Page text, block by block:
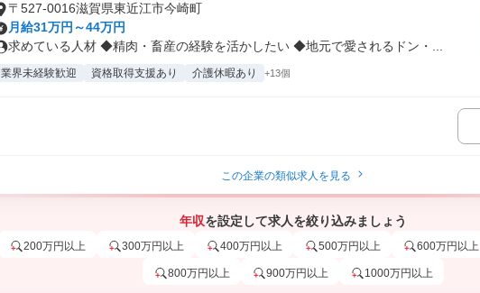
〒527-0016滋賀県東近江市今崎町
月給31万円～44万円
求めている人材 ◆精肉・畜産の経験を活かしたい ◆地元で愛されるドン・...
業界未経験歓迎 資格取得支援あり 介護休暇あり +13個
この企業の類似求人を見る
年収を設定して求人を絞り込みましょう
200万円以上 300万円以上 400万円以上 500万円以上 600万円以上
800万円以上 900万円以上 1000万円以上